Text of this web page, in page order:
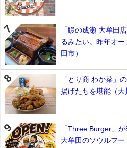
「鰻の成瀬 大牟田
るみたい。昨年オ
田市）
「とり商 わか菜」
揚げたちを堪能（大
「Three Burger」
大牟田のソウルフー